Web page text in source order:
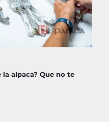
alpaca? Que no te